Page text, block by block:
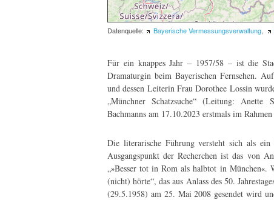
Datenquelle: Bayerische Vermessungsverwaltung,
Für ein knappes Jahr – 1957/58 – ist die
Dramaturgin beim Bayerischen Fernsehen.
und dessen Leiterin Frau Dorothee Lossin
„Münchner Schatzsuche“ (Leitung:
Bachmanns am 17.10.2023 erstmals im
Die literarische Führung versteht sich als
Ausgangspunkt der Recherchen ist das von
„»Besser tot in Rom als halbtot in München«.
(nicht) hörte“, das aus Anlass des 50.
(29.5.1958) am 25. Mai 2008 gesendet wird